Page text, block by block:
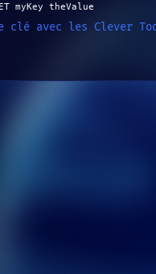
myKey theValue
clé avec les Clever